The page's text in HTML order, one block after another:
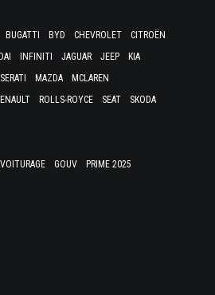
BUGATTI BYD CHEVROLET
CITROËN
INFINITI JAGUAR JEEP
KIA
MAZDA
MCLAREN
ROLLS-ROYCE SEAT
SKODA
GOUV
PRIME 2025